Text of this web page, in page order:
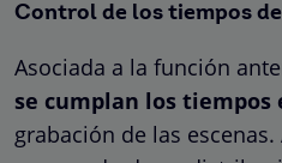
Control de los tiempos
Asociada a la función
se cumplan los tiempos
grabación de las escenas.